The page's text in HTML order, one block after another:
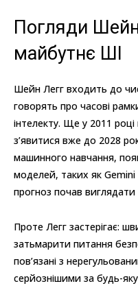
Погляди
майбутнє ШІ
Шейн Легг входить до
говорять про часові
інтелекту. Ще у 2011
з’явитися вже до 2028
машинного навчання,
моделей, таких як
прогноз почав
Проте Легг застерігає:
затьмарити питання
пов’язані з
серйознішими за будь-